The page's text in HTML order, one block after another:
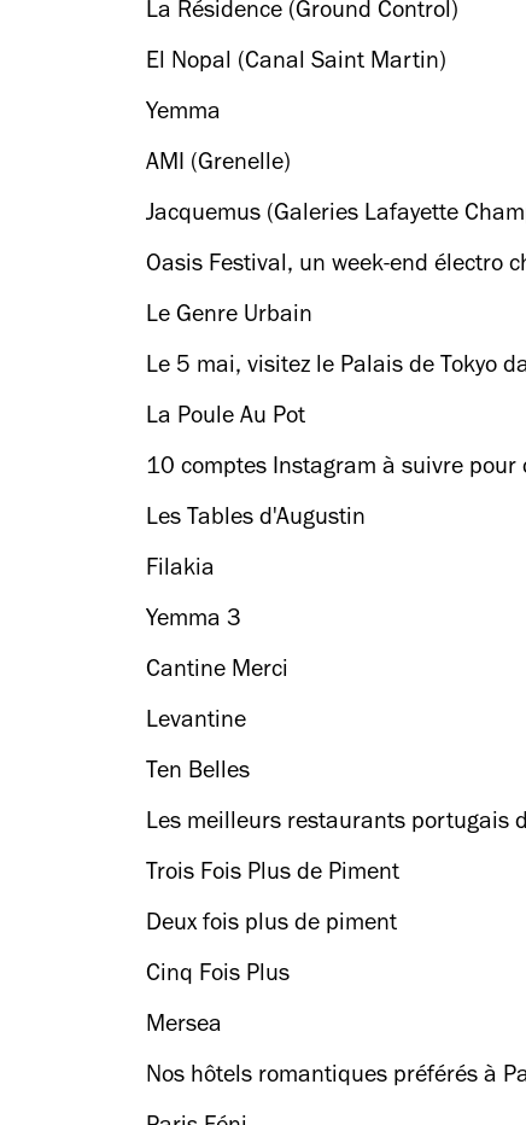
La Résidence (Ground Control)
El Nopal (Canal Saint Martin)
Yemma
AMI (Grenelle)
Jacquemus (Galeries Lafayette
Oasis Festival, un week-end électro
Le Genre Urbain
Le 5 mai, visitez le Palais de Tokyo
La Poule Au Pot
10 comptes Instagram à suivre pour
Les Tables d'Augustin
Filakia
Yemma 3
Cantine Merci
Levantine
Ten Belles
Les meilleurs restaurants portugais
Trois Fois Plus de Piment
Deux fois plus de piment
Cinq Fois Plus
Mersea
Nos hôtels romantiques préférés à